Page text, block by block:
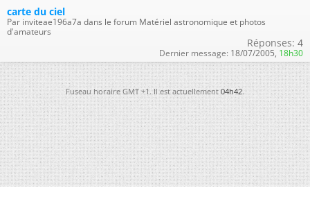
carte du ciel
Par inviteae196a7a dans le forum Matériel astronomique et photos
d'amateurs
Réponses: 4
Dernier message: 18/07/2005, 18h30
Fuseau horaire GMT +1. Il est actuellement04h42.